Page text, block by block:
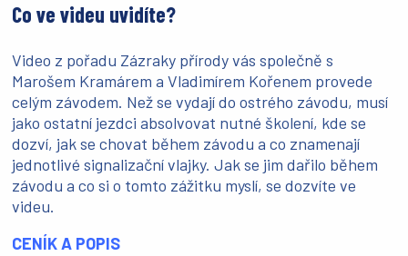
Co ve videu uvidíte?
Video z pořadu Zázraky přírody vás společně s
Marošem Kramárem a Vladimírem Kořenem provede
celým závodem. Než se vydají do ostrého závodu, musí
jako ostatní jezdci absolvovat nutné školení, kde se
dozví, jak se chovat během závodu a co znamenají
jednotlivé signalizační vlajky. Jak se jim dařilo během
závodu a co si o tomto zážitku myslí, se dozvíte ve
videu.
CENÍK A POPIS